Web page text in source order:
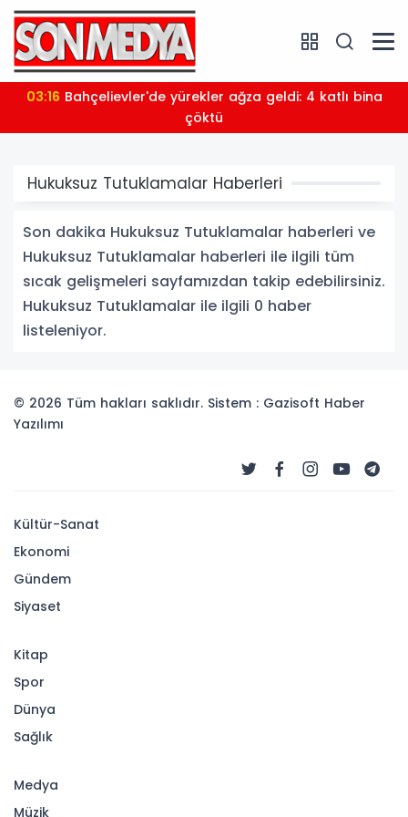
03:16
çöktü
Hukuksuz Tutuklamalar Haberleri
Son dakika Hukuksuz Tutuklamalar haberleri ve
Hukuksuz Tutuklamalar haberleri ile ilgili tüm
sıcak gelişmeleri sayfamızdan takip edebilirsiniz.
Hukuksuz Tutuklamalar ile ilgili 0 haber
listeleniyor.
© 2026 Tüm hakları saklıdır. Sistem : Gazisoft Haber
Yazılımı
Kültür-Sanat
Ekonomi
Gündem
Siyaset
Kitap
Spor
Dünya
Sağlık
Medya
Müzik